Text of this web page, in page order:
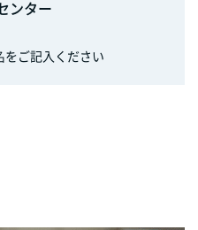
ンター
ご記入ください